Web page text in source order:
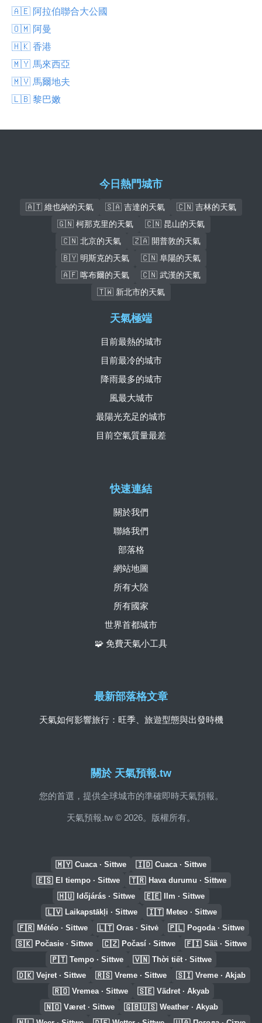
🇦🇪 阿拉伯聯合大公國
🇴🇲 阿曼
🇭🇰 香港
🇲🇾 馬來西亞
🇲🇻 馬爾地夫
🇱🇧 黎巴嫩
今日熱門城市
🇦🇹 維也納的天氣 🇸🇦 吉達的天氣
🇨🇳 吉林的天氣
🇬🇳 柯那克里的天氣
🇨🇳 昆山的天氣
🇨🇳 北京的天氣
🇿🇦 開普敦的天氣
🇧🇾 明斯克的天氣
🇨🇳 阜陽的天氣
🇦🇫 喀布爾的天氣
🇨🇳 武漢的天氣
🇹🇼 新北市的天氣
關於 天氣預報.tw
您的首選，提供全球城市的準確即時天氣預報。
天氣預報.tw © 2026。版權所有。
快速連結
關於我們
聯絡我們
部落格
網站地圖
所有大陸
所有國家
世界首都城市
🧩 免費天氣小工具
天氣極端
目前最熱的城市
目前最冷的城市
降雨最多的城市
風最大城市
最陽光充足的城市
目前空氣質量最差
最新部落格文章
天氣如何影響旅行：旺季、旅遊型態與出發時機
🇲🇾 Cuaca · Sittwe 🇮🇩 Cuaca · Sittwe
🇪🇸 El tiempo · Sittwe 🇹🇷 Hava durumu · Sittwe
🇭🇺 Időjárás · Sittwe 🇪🇪 Ilm · Sittwe
🇱🇻 Laikapstākļi · Sittwe 🇮🇹 Meteo · Sittwe
🇫🇷 Météo · Sittwe 🇱🇹 Oras · Sitvė 🇵🇱 Pogoda · Sittwe
🇸🇰 Počasie · Sittwe 🇨🇿 Počasí · Sittwe 🇫🇮 Sää · Sittwe
🇵🇹 Tempo · Sittwe 🇻🇳 Thời tiết · Sittwe
🇩🇰 Vejret · Sittwe 🇷🇸 Vreme · Sittwe 🇸🇮 Vreme · Akjab
🇷🇴 Vremea · Sittwe 🇸🇪 Vädret · Akyab
🇳🇴 Været · Sittwe 🇬🇧🇺🇸 Weather · Akyab